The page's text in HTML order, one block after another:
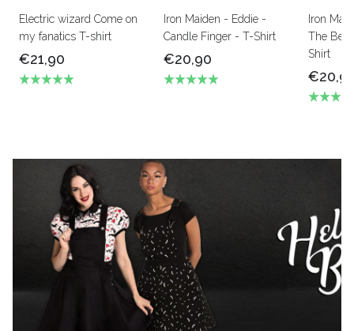
Electric wizard Come on
my fanatics T-shirt
€21,90
Iron Maiden - Eddie -
Candle Finger - T-Shirt
€20,90
Iron
The
Shirt